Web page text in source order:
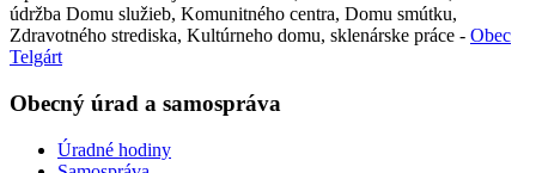
údržba Domu služieb, Komunitného centra, Domu smútku,
Zdravotného strediska, Kultúrneho domu, sklenárske práce - Obec
Telgárt
Obecný úrad a samospráva
Úradné hodiny